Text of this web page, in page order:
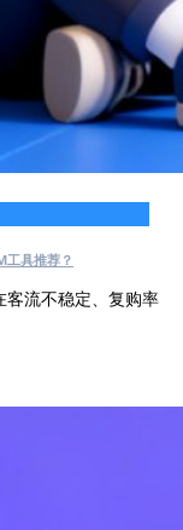
工具推荐？
客流不稳定、复购率